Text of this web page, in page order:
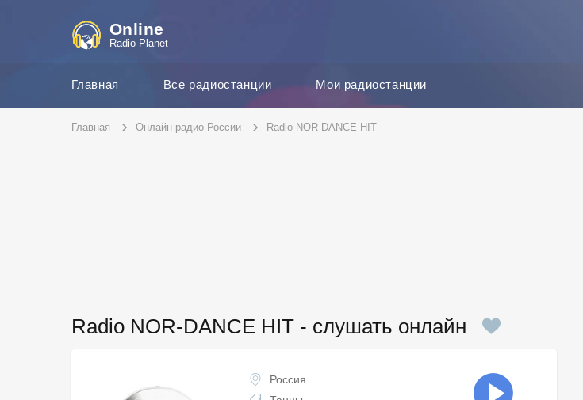
Online
Radio Planet
Главная Все радиостанции Мои радиостанции
Главная Онлайн радио России Radio NOR-DANCE HIT
Radio NOR-DANCE HIT - слушать онлайн
Россия